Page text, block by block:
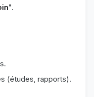
".
(études, rapports).